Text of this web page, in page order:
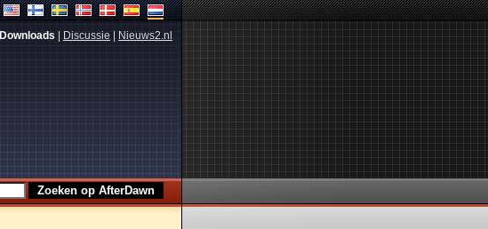
Downloads Discussie Nieuws2.nl